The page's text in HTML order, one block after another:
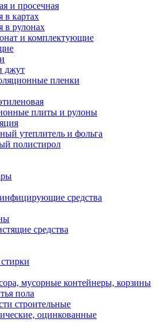
и просечная
в картах
в рулонах
и комплектующие
джут
пленки
плиты и рулоны
утеплитель и фольга
полистирол
средства
средства
мусорные контейнеры, корзины
пола
строительные
оцинкованные